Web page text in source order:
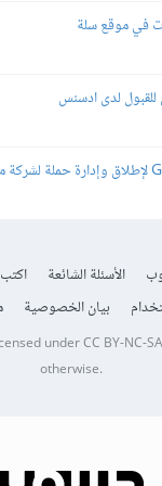
في موقع سلة
لدى ادسنس
الأسئلة الشائعة
بيان الخصوصية
underCC BY-NC-
otherwise.